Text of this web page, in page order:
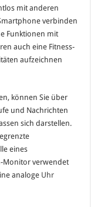
mit anderen
verbinden
Funktionen mit
auch eine Fitness-
aufzeichnen
können Sie über
und Nachrichten
sich darstellen.
eines
Monitor verwendet
analoge Uhr